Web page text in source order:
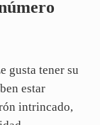
gusta tener su
estar
intrincado,